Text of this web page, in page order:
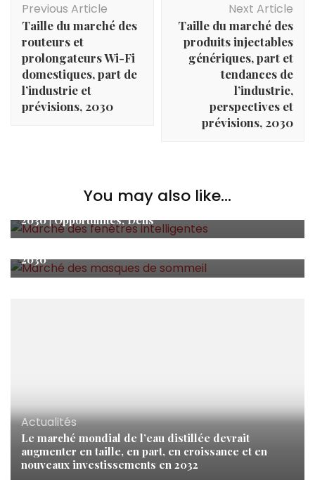
Navigation
Previous Article
Taille du marché des
routeurs et
prolongateurs Wi-Fi
domestiques, part de
l’industrie et
prévisions, 2030
Next Article
Taille du marché des
produits injectables
génériques, part et
tendances de
l’industrie,
perspectives et
prévisions, 2030
You may also like...
Prévisions commerciales du marché mondial des
produits de beauté et de soins personnels 2023-
2030 | Opportunités, Défis
Actualités
Taille du marché mondial des joints à haute
2030
Actualités
Le marché mondial de l’eau distillée devrait
augmenter en taille, en part, en croissance et en
nouveaux investissements en 2032